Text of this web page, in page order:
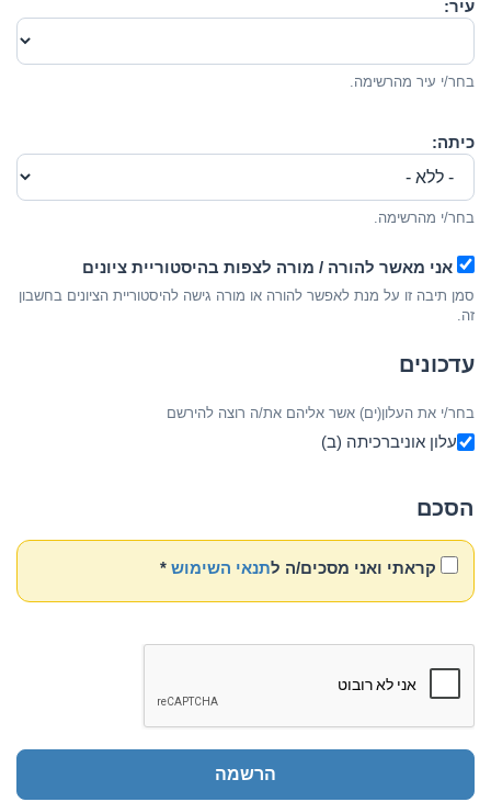
עיר:
בחר/י עיר מהרשימה.
כיתה:
בחר/י מהרשימה.
אני מאשר להורה / מורה לצפות בהיסטוריית ציונים
סמן תיבה זו על מנת לאפשר להורה או מורה גישה להיסטוריית הציונים בחשבון
זה.
עדכונים
בחר/י את העלון(ים) אשר אליהם את/ה רוצה להירשם
עלון אוניברכיתה (ב)
הסכם
קראתי ואני מסכים/ה לתנאי השימוש *